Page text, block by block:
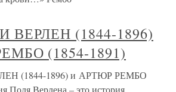
(1844-1896)
(1854-1891)
(1844-1896) и АРТЮР РЕМБО